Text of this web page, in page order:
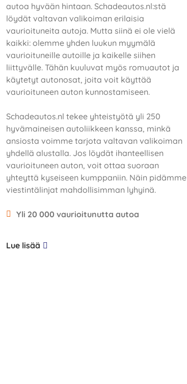
autoa hyvään hintaan. Schadeautos.nl:stä
löydät valtavan valikoiman erilaisia
vaurioituneita autoja. Mutta siinä ei ole vielä
kaikki: olemme yhden luukun myymälä
vaurioituneille autoille ja kaikelle siihen
liittyvälle. Tähän kuuluvat myös romuautot ja
käytetyt autonosat, joita voit käyttää
vaurioituneen auton kunnostamiseen.
Schadeautos.nl tekee yhteistyötä yli 250
hyvämaineisen autoliikkeen kanssa, minkä
ansiosta voimme tarjota valtavan valikoiman
yhdellä alustalla. Jos löydät ihanteellisen
vaurioituneen auton, voit ottaa suoraan
yhteyttä kyseiseen kumppaniin. Näin pidämme
viestintälinjat mahdollisimman lyhyinä.
Yli 20 000 vaurioitunutta autoa
Lue lisää